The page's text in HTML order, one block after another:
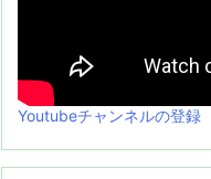
Youtubeチャンネルの登録